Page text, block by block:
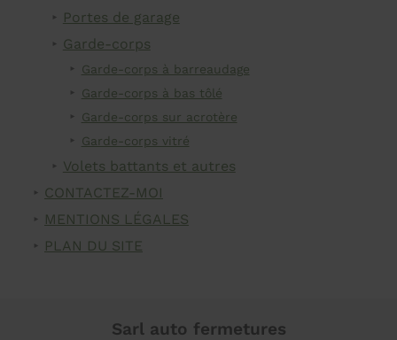
Portes de garage
Garde-corps
Garde-corps à barreaudage
Garde-corps à bas tôlé
Garde-corps sur acrotère
Garde-corps vitré
Volets battants et autres
CONTACTEZ-MOI
MENTIONS LÉGALES
PLAN DU SITE
Sarl auto fermetures